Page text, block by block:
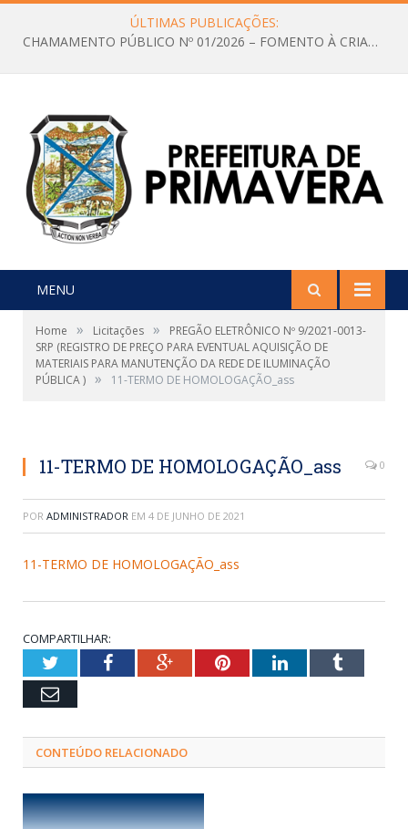
ÚLTIMAS PUBLICAÇÕES:
CHAMAMENTO PÚBLICO Nº 01/2026 – FOMENTO À CRIAÇÃO E A CIRCULAÇÃO DE PRODUÇÕES CULTURAIS – Aldir Blanc
MENU
Home » Licitações »
PREGÃO ELETRÔNICO Nº 9/2021-0013-
SRP (REGISTRO DE PREÇO PARA EVENTUAL AQUISIÇÃO DE
MATERIAIS PARA MANUTENÇÃO DA REDE DE ILUMINAÇÃO
PÚBLICA ) » 11-TERMO DE HOMOLOGAÇÃO_ass
11-TERMO DE HOMOLOGAÇÃO_ass 0
POR ADMINISTRADOR EM 4 DE JUNHO DE 2021
11-TERMO DE HOMOLOGAÇÃO_ass
COMPARTILHAR:
TwitterFacebookGoogle+PinterestLinkedInTumblr
Email
CONTEÚDO RELACIONADO